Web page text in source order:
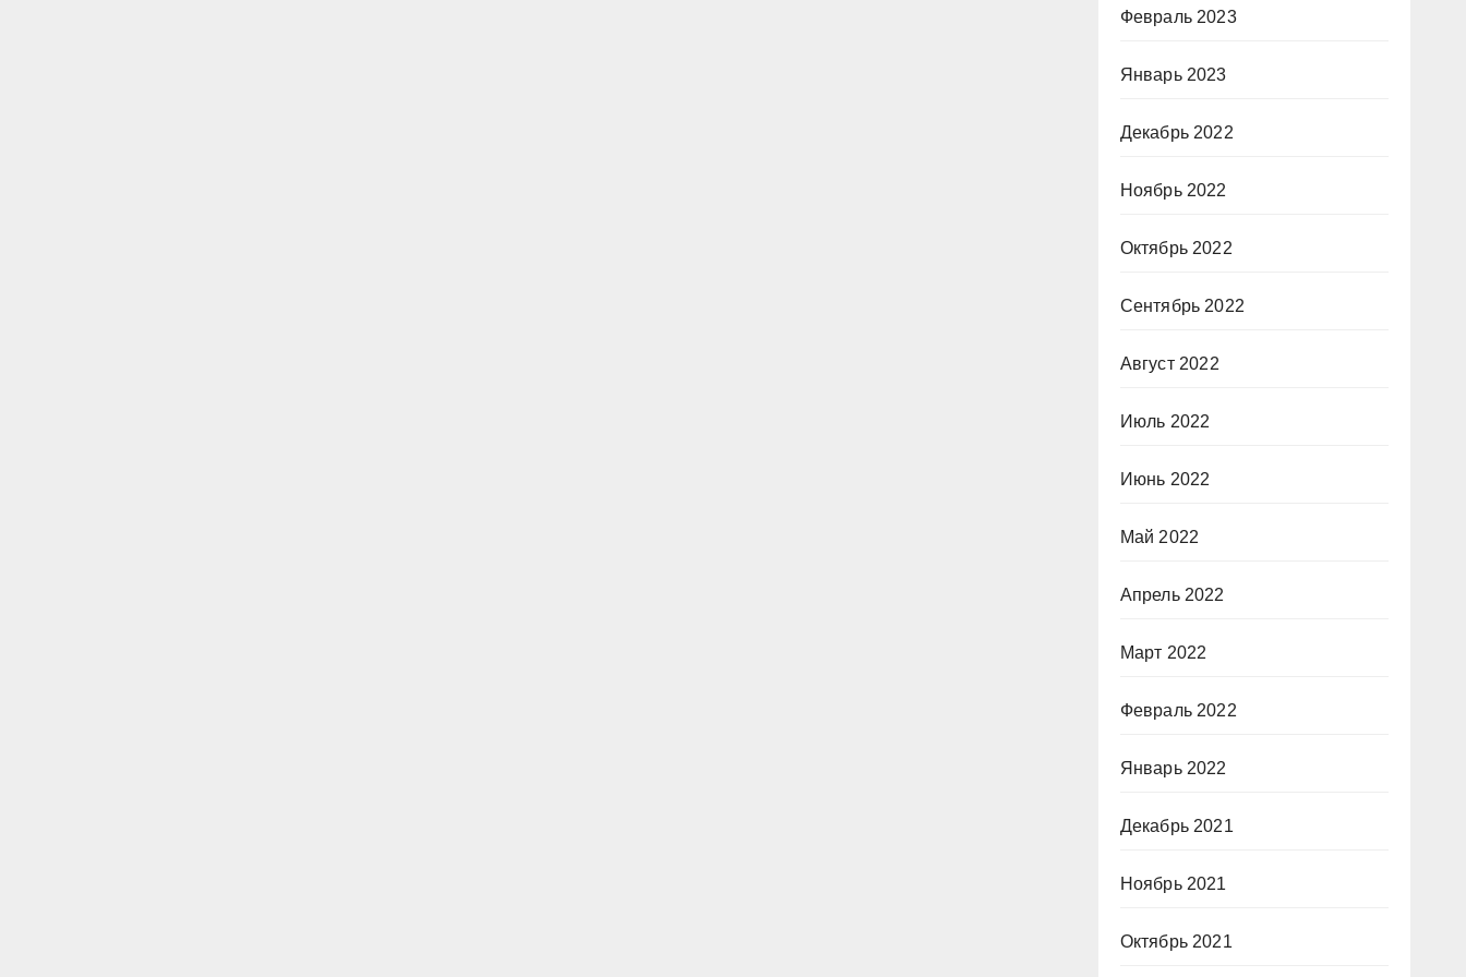
Февраль 2023
Январь 2023
Декабрь 2022
Ноябрь 2022
Октябрь 2022
Сентябрь 2022
Август 2022
Июль 2022
Июнь 2022
Май 2022
Апрель 2022
Март 2022
Февраль 2022
Январь 2022
Декабрь 2021
Ноябрь 2021
Октябрь 2021